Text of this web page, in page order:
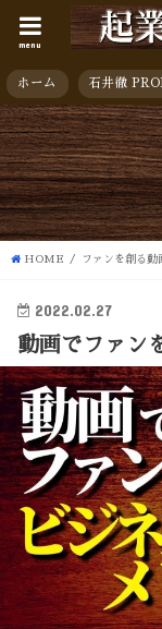
menu
ホーム 石井徹
HOME ファンを創る動
2022.02.27
動画でファン